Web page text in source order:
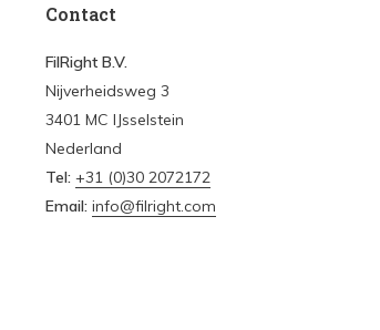
Contact
FilRight B.V.
Nijverheidsweg 3
3401 MC IJsselstein
Nederland
Tel: +31 (0)30 2072172
Email: info@filright.com